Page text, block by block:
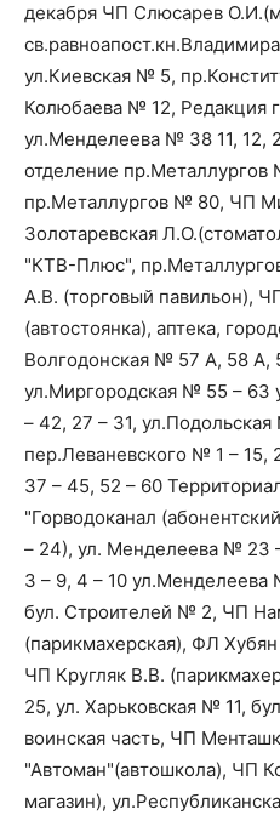
декабря ЧП Слюсарев
ул.Киевская № 5,
Колюбаева № 12, Редакция
ул.Менделеева № 38 11, 12,
отделение
пр.Металлургов № 80, ЧП
Золотаревская
"КТВ-Плюс",
А.В. (торговый павильон),
(автостоянка), аптека,
Волгодонская № 57 А, 58 А,
ул.Миргородская № 55 – 63
– 42, 27 – 31,
пер.Леваневского № 1 – 15,
37 – 45, 52 – 60
"Горводоканал
– 24), ул. Менделеева № 23
3 – 9, 4 – 10 ул.Менделеева
бул. Строителей № 2, ЧП
(парикмахерская), ФЛ
ЧП Кругляк В.В.
25, ул. Харьковская № 11,
воинская часть, ЧП
"Автоман"(автошкола), ЧП
магазин),